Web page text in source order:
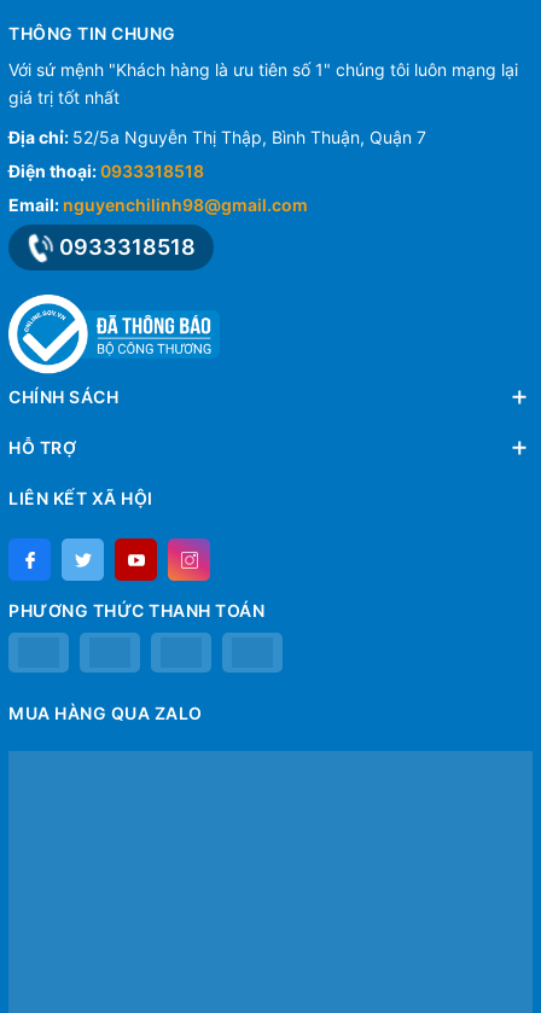
THÔNG TIN CHUNG
Với sứ mệnh "Khách hàng là ưu tiên số 1" chúng tôi luôn mạng lại
giá trị tốt nhất
Địa chỉ: 52/5a Nguyễn Thị Thập, Bình Thuận, Quận 7
Điện thoại:0933318518
Email: nguyenchilinh98@gmail.com
0933318518
CHÍNH SÁCH
HỖ TRỢ
LIÊN KẾT XÃ HỘI
PHƯƠNG THỨC THANH TOÁN
MUA HÀNG QUA ZALO